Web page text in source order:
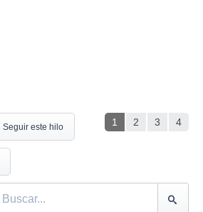
1 2 3 4
Seguir este hilo